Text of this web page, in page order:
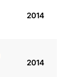
2014
2014